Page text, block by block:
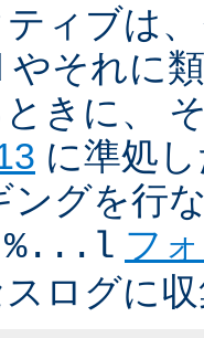
ィブは
やそれに
きに、
に準処
ングを行
%...l フ
ログに